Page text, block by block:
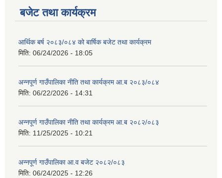
बजेट तथा कार्यक्रम
आर्थिक बर्ष २०८३/०८४ को बार्षिक बजेट तथा कार्यक्रम
मिति: 06/24/2026 - 18:05
अन्नपूर्ण गाउँपालिका नीति तथा कार्यक्रम आ.ब २०८३/०८४
मिति: 06/22/2026 - 14:31
अन्नपूर्ण गाउँपालिका नीति तथा कार्यक्रम आ.ब २०८२/०८३
मिति: 11/25/2025 - 10:21
अन्नपूर्ण गाउँपालिका आ.व बजेट २०८२/०८३
मिति: 06/24/2025 - 12:26